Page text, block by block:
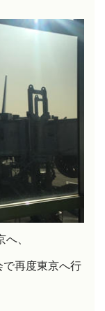
、
で再度東京へ行